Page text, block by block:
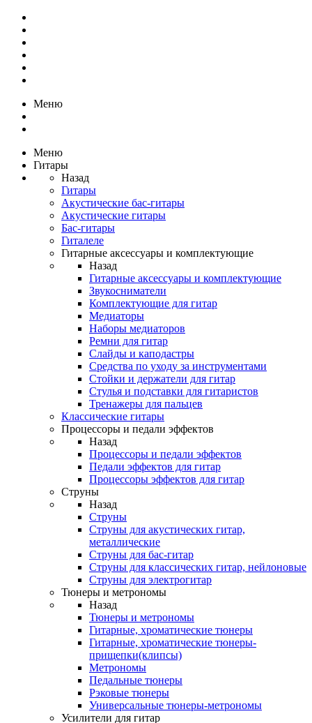
Меню
Меню
Гитары
Назад
Гитары
Акустические бас-гитары
Акустические гитары
Бас-гитары
Гиталеле
Гитарные аксессуары и комплектующие
Назад
Гитарные аксессуары и комплектующие
Звукосниматели
Комплектующие для гитар
Медиаторы
Наборы медиаторов
Ремни для гитар
Слайды и каподастры
Средства по уходу за инструментами
Стойки и держатели для гитар
Стулья и подставки для гитаристов
Тренажеры для пальцев
Классические гитары
Процессоры и педали эффектов
Назад
Процессоры и педали эффектов
Педали эффектов для гитар
Процессоры эффектов для гитар
Струны
Назад
Струны
Струны для акустических гитар,
металлические
Струны для бас-гитар
Струны для классических гитар, нейлоновые
Струны для электрогитар
Тюнеры и метрономы
Назад
Тюнеры и метрономы
Гитарные, хроматические тюнеры
Гитарные, хроматические тюнеры-
прищепки(клипсы)
Метрономы
Педальные тюнеры
Рэковые тюнеры
Универсальные тюнеры-метрономы
Усилители для гитар